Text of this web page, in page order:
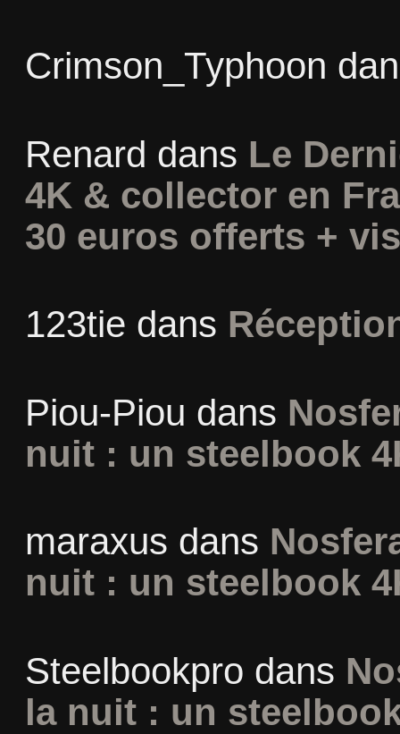
Crimson_Typhoon
Renard dans Le
4K & collector en
30 euros offerts +
123tie dans
Piou-Piou dans
nuit : un steelbook
maraxus dans
nuit : un steelbook
Steelbookpro dans
la nuit : un